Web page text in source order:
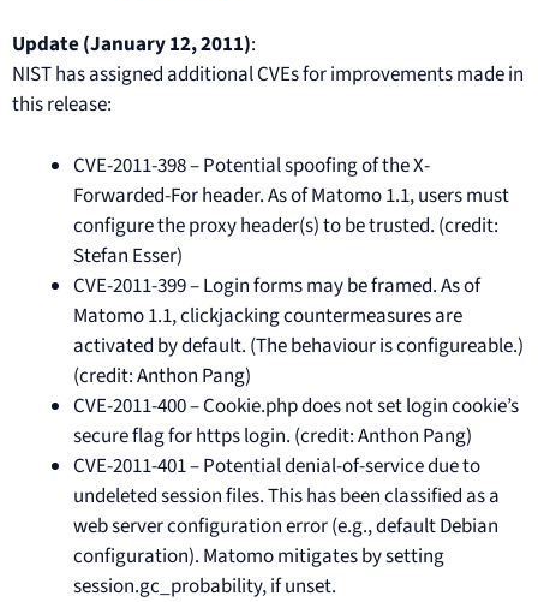
Update (January 12, 2011):
NIST has assigned additional CVEs for improvements made in
this release:
CVE-2011-398 – Potential spoofing of the X-
Forwarded-For header. As of Matomo 1.1, users must
configure the proxy header(s) to be trusted. (credit:
Stefan Esser)
CVE-2011-399 – Login forms may be framed. As of
Matomo 1.1, clickjacking countermeasures are
activated by default. (The behaviour is configureable.)
(credit: Anthon Pang)
CVE-2011-400 – Cookie.php does not set login cookie’s
secure flag for https login. (credit: Anthon Pang)
CVE-2011-401 – Potential denial-of-service due to
undeleted session files. This has been classified as a
web server configuration error (e.g., default Debian
configuration). Matomo mitigates by setting
session.gc_probability, if unset.